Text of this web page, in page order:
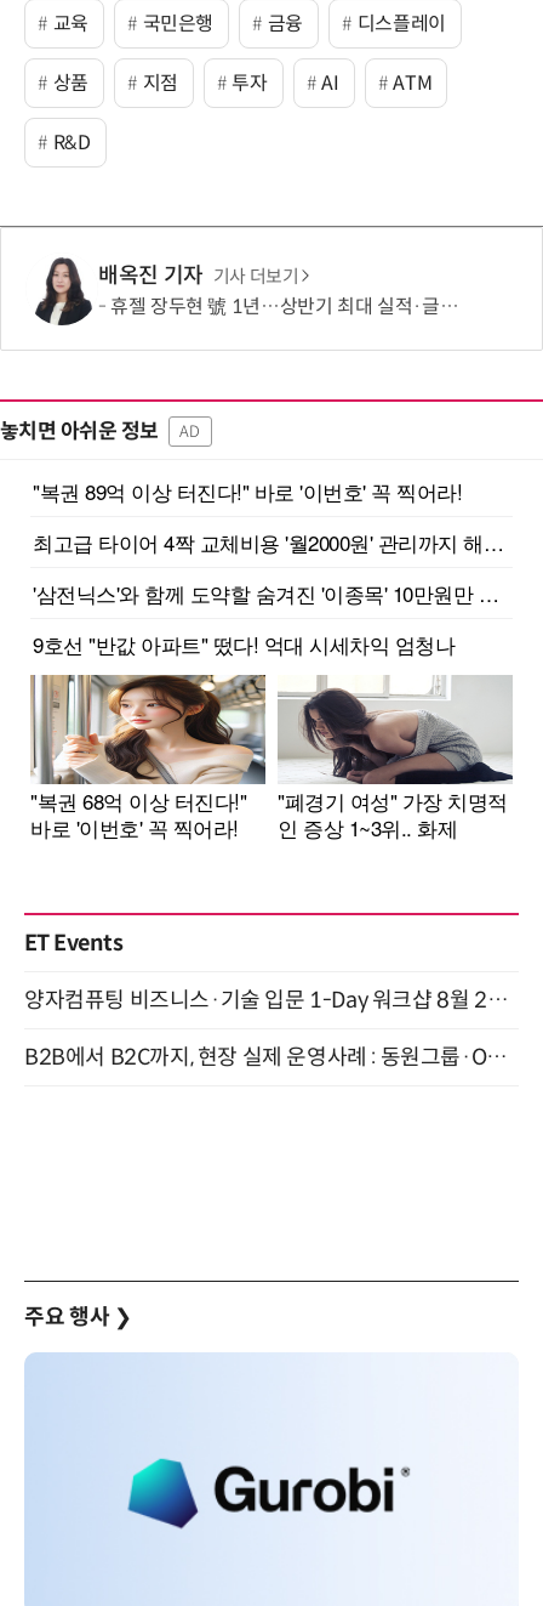
교육 국민은행 금융 디스플레이
상품 지점 투자 AI ATM
R&D
배옥진 기자 기사 더보기
휴젤 장두현 號 1년…상반기 최대 실적·글로벌 성장 본궤도
놓치면 아쉬운 정보 AD
ET Events
양자컴퓨팅 비즈니스·기술 입문 1-Day 워크샵 8월 28일 개최
B2B에서 B2C까지, 현장 실제 운영사례 : 동원그룹·OCI·다이닝브랜즈그룹·당근 (8/27)
주요 행사 ❯